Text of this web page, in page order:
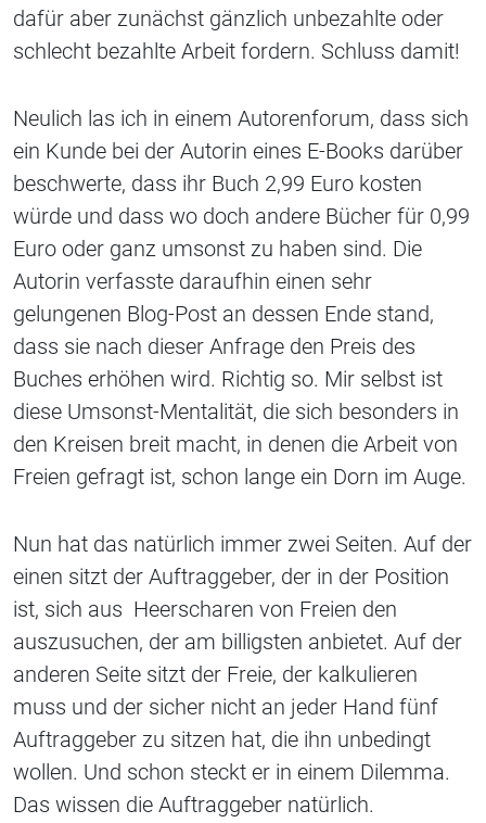
dafür aber zunächst gänzlich unbezahlte oder
schlecht bezahlte Arbeit fordern. Schluss damit!
Neulich las ich in einem Autorenforum, dass sich
ein Kunde bei der Autorin eines E-Books darüber
beschwerte, dass ihr Buch 2,99 Euro kosten
würde und dass wo doch andere Bücher für 0,99
Euro oder ganz umsonst zu haben sind. Die
Autorin verfasste daraufhin einen sehr
gelungenen Blog-Post an dessen Ende stand,
dass sie nach dieser Anfrage den Preis des
Buches erhöhen wird. Richtig so. Mir selbst ist
diese Umsonst-Mentalität, die sich besonders in
den Kreisen breit macht, in denen die Arbeit von
Freien gefragt ist, schon lange ein Dorn im Auge.
Nun hat das natürlich immer zwei Seiten. Auf der
einen sitzt der Auftraggeber, der in der Position
ist, sich aus Heerscharen von Freien den
auszusuchen, der am billigsten anbietet. Auf der
anderen Seite sitzt der Freie, der kalkulieren
muss und der sicher nicht an jeder Hand fünf
Auftraggeber zu sitzen hat, die ihn unbedingt
wollen. Und schon steckt er in einem Dilemma.
Das wissen die Auftraggeber natürlich.